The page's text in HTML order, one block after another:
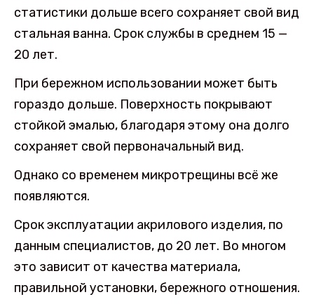
статистики дольше всего сохраняет свой вид
стальная ванна. Срок службы в среднем 15 —
20 лет.
При бережном использовании может быть
гораздо дольше. Поверхность покрывают
стойкой эмалью, благодаря этому она долго
сохраняет свой первоначальный вид.
Однако со временем микротрещины всё же
появляются.
Срок эксплуатации акрилового изделия, по
данным специалистов, до 20 лет. Во многом
это зависит от качества материала,
правильной установки, бережного отношения.